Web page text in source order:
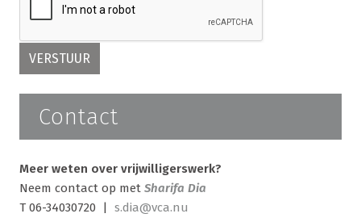
Contact
Meer weten over vrijwilligerswerk?
Neem contact op met Sharifa Dia
T 06-34030720 | s.dia@vca.nu